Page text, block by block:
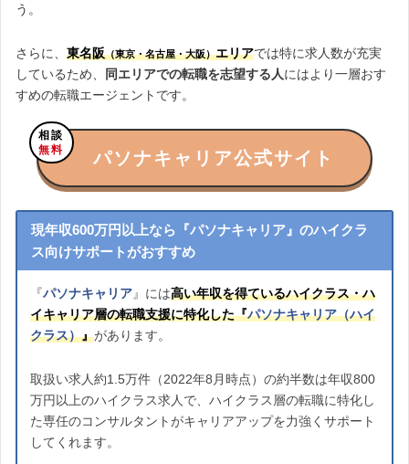
う。
さらに、 東名阪（東京・名古屋・大阪）エリアでは特に求人数が充実
しているため、
同エリアでの転職を志望する人にはより一層おす
すめの転職エージェントです。
相談
無料
パソナキャリア公式サイト
現年収600万円以上なら『パソナキャリア』のハイクラ
ス向けサポートがおすすめ
『パソナキャリア』には高い年収を得ているハイクラス・ハ
イキャリア層の転職支援に特化した『パソナキャリア（ハイ
クラス）』があります。
取扱い求人約1.5万件（2022年8月時点）の約半数は年収800
万円以上のハイクラス求人で、ハイクラス層の転職に特化し
た専任のコンサルタントがキャリアアップを力強くサポート
してくれます。